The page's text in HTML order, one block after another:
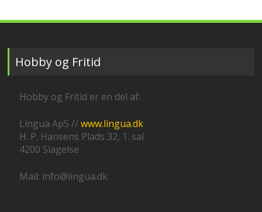
Hobby og Fritid
Hobby og Fritid er en del af:
Lingua ApS //www.lingua.dk
H. P. Hansens Plads 32, 1. sal
4200 Slagelse
Mail: info@lingua.dk